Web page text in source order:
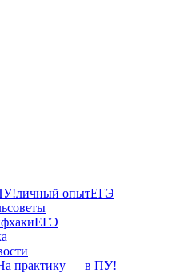
личный опытЕГЭ
советы
ЕГЭ
практику — в ПУ!